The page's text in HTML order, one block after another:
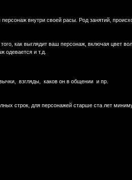
внутри своей расы. Род занятий,
как выглядит ваш персонаж, включая цвет
одевается и т.д.
взгляды, каков он в общении и пр.
строк, для персонажей старше ста лет